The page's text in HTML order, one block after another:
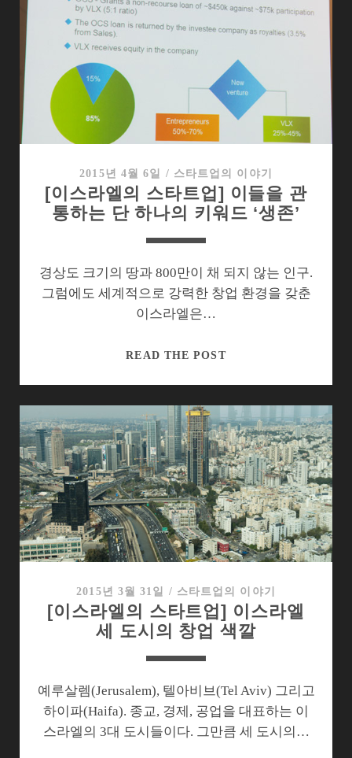
고
싶
한
국
스
업
2015년 4월 6일 / 스타트업의 이야기
[이스라엘의 스타트업] 이들을 관
통하는 단 하나의 키워드 ‘생존’
경상도 크기의 땅과 800만이 채 되지 않는 인구.
그럼에도 세계적으로 강력한 창업 환경을 갖춘
이스라엘은…
READ THE POST[이
엘
의
스
타
트
업]
이
들
관
통
하
하
나
의
2015년 3월 31일 / 스타트업의 이야기
[이스라엘의 스타트업] 이스라엘
세 도시의 창업 색깔
예루살렘(Jerusalem), 텔아비브(Tel Aviv) 그리고
하이파(Haifa). 종교, 경제, 공업을 대표하는 이
스라엘의 3대 도시들이다. 그만큼 세 도시의…